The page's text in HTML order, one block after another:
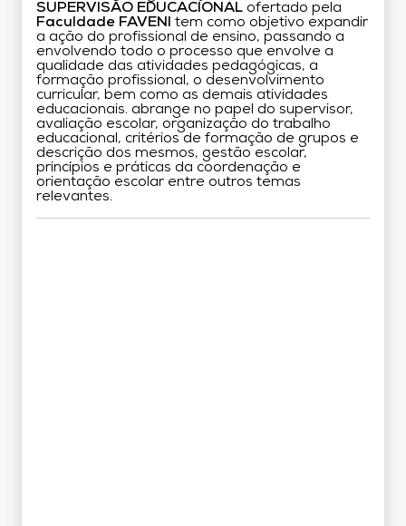
SUPERVISÃO EDUCACIONAL ofertado pela
Faculdade FAVENI
tem como objetivo expandir
a ação do profissional de ensino, passando a
envolvendo todo o processo que envolve a
qualidade das atividades pedagógicas, a
formação profissional, o desenvolvimento
curricular, bem como as demais atividades
educacionais. abrange no papel do supervisor,
avaliação escolar, organização do trabalho
educacional, critérios de formação de grupos e
descrição dos mesmos, gestão escolar,
princípios e práticas da coordenação e
orientação escolar entre outros temas
relevantes.